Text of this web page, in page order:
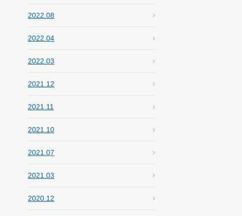
2022.08
2022.04
2022.03
2021.12
2021.11
2021.10
2021.07
2021.03
2020.12